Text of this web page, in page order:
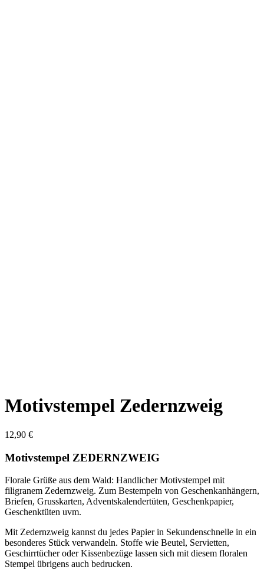
Motivstempel Zedernzweig
12,90 €
Motivstempel ZEDERNZWEIG
Florale Grüße aus dem Wald: Handlicher Motivstempel mit
filigranem Zedernzweig. Zum Bestempeln von Geschenkanhängern,
Briefen, Grusskarten, Adventskalendertüten, Geschenkpapier,
Geschenktüten uvm.
Mit Zedernzweig kannst du jedes Papier in Sekundenschnelle in ein
besonderes Stück verwandeln. Stoffe wie Beutel, Servietten,
Geschirrtücher oder Kissenbezüge lassen sich mit diesem floralen
Stempel übrigens auch bedrucken.